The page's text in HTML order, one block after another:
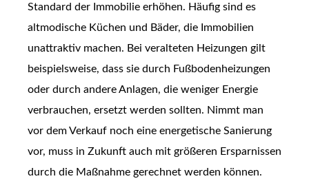
Standard der Immobilie erhöhen. Häufig sind es
altmodische Küchen und Bäder, die Immobilien
unattraktiv machen. Bei veralteten Heizungen gilt
beispielsweise, dass sie durch Fußbodenheizungen
oder durch andere Anlagen, die weniger Energie
verbrauchen, ersetzt werden sollten. Nimmt man
vor dem Verkauf noch eine energetische Sanierung
vor, muss in Zukunft auch mit größeren Ersparnissen
durch die Maßnahme gerechnet werden können.